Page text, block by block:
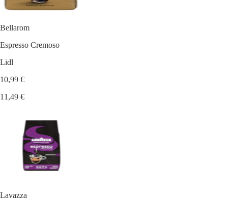
Bellarom
Espresso Cremoso
Lidl
10,99 €
11,49 €
Lavazza